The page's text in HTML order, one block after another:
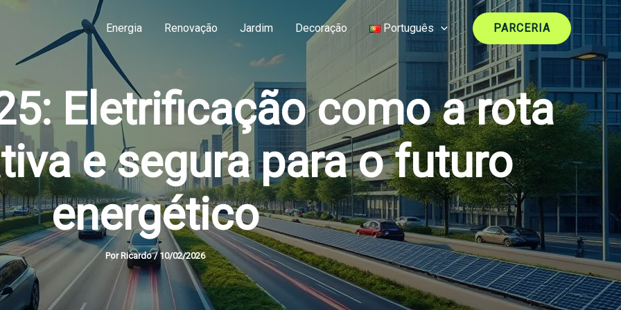
Energia Renovação Jardim Decoração Português PARCERIA
Eletrificação como a rota
e segura para o futuro
energético
Por Ricardo/ 10/02/2026